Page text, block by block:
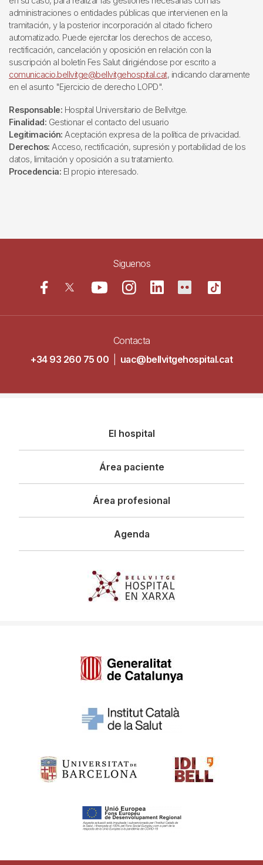
administraciones o entidades públicas que intervienen en la
tramitación, y la posterior incorporación al citado fichero
automatizado. Puede ejercitar los derechos de acceso,
rectificación, cancelación y oposición en relación con la
suscripción al boletín Fes Salut dirigiéndose por escrito a
comunicacio.bellvitge@bellvitgehospital.cat, indicando claramente
en el asunto "Ejercicio de derecho LOPD".
Responsable: Hospital Universitario de Bellvitge.
Finalidad: Gestionar el contacto del usuario
Legitimación: Aceptación expresa de la política de privacidad.
Derechos: Acceso, rectificación, supresión y portabilidad de los
datos, limitación y oposición a su tratamiento.
Procedencia: El propio interesado.
Siguenos
Contacta
+34 93 260 75 00
uac@bellvitgehospital.cat
principal
El hospital
Área paciente
Área profesional
Agenda